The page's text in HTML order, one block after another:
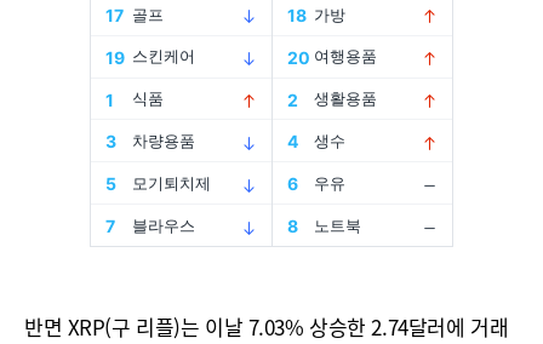
반면 XRP(구 리플)는 이날 7.03% 상승한 2.74달러에 거래